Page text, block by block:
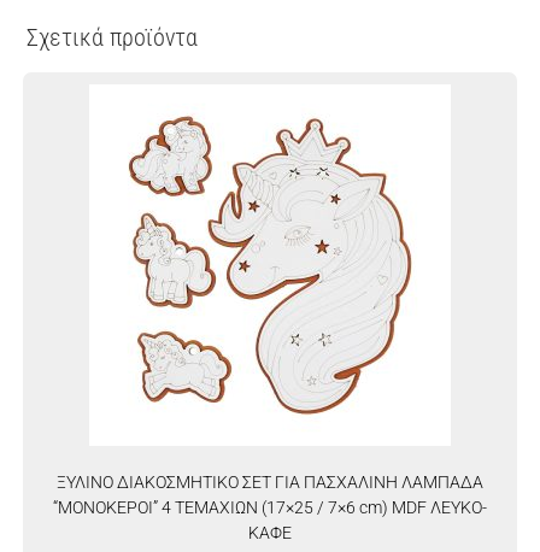
Σχετικά προϊόντα
ΞΥΛΙΝΟ ΔΙΑΚΟΣΜΗΤΙΚΟ ΣΕΤ ΓΙΑ ΠΑΣΧΑΛΙΝΗ ΛΑΜΠΑΔΑ
“ΜΟΝΟΚΕΡΟΙ” 4 ΤΕΜΑΧΙΩΝ (17×25 / 7×6 cm) MDF ΛΕΥΚΟ-
ΚΑΦΕ